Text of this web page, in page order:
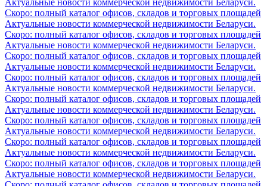
Скоро: полный каталог офисов, складов и торговых площадей
Актуальные новости коммерческой недвижимости Беларуси.
Скоро: полный каталог офисов, складов и торговых площадей
Актуальные новости коммерческой недвижимости Беларуси.
Скоро: полный каталог офисов, складов и торговых площадей
Актуальные новости коммерческой недвижимости Беларуси.
Скоро: полный каталог офисов, складов и торговых площадей
Актуальные новости коммерческой недвижимости Беларуси.
Скоро: полный каталог офисов, складов и торговых площадей
Актуальные новости коммерческой недвижимости Беларуси.
Скоро: полный каталог офисов, складов и торговых площадей
Актуальные новости коммерческой недвижимости Беларуси.
Скоро: полный каталог офисов, складов и торговых площадей
Актуальные новости коммерческой недвижимости Беларуси.
Скоро: полный каталог офисов, складов и торговых площадей
Актуальные новости коммерческой недвижимости Беларуси.